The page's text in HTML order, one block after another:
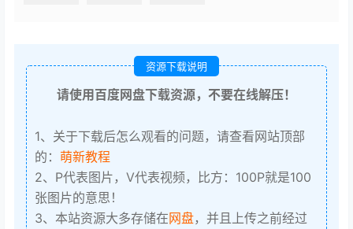
资源下载说明
请使用百度网盘下载资源，不要在线解压！
1、关于下载后怎么观看的问题，请查看网站顶部
的： 萌新教程
2、P代表图片，V代表视频，比方：100P就是100
张图片的意思！
3、本站资源大多存储在网盘，并且上传之前经过